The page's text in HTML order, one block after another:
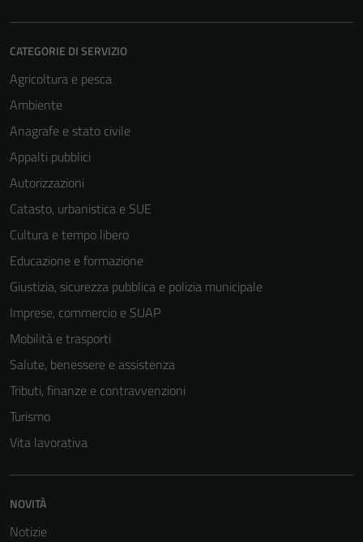
CATEGORIE DI SERVIZIO
Agricoltura e pesca
Ambiente
Anagrafe e stato civile
Appalti pubblici
Autorizzazioni
Catasto, urbanistica e SUE
Cultura e tempo libero
Educazione e formazione
Giustizia, sicurezza pubblica e polizia municipale
Imprese, commercio e SUAP
Mobilità e trasporti
Salute, benessere e assistenza
Tributi, finanze e contravvenzioni
Turismo
Vita lavorativa
NOVITÀ
Notizie